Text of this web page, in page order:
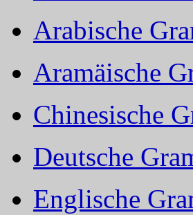
Arabische
Aramäische
Chinesische
Deutsche
Englische